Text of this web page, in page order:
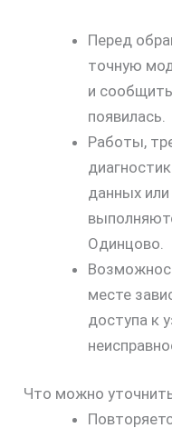
Перед
точную
и
появилась.
Работы,
данных
Одинцово.
месте
доступа к
Что можно